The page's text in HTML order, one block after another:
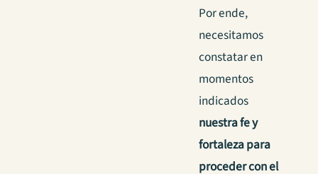
Por ende,
necesitamos
constatar en
momentos
indicados
nuestra fe y
fortaleza para
proceder con el